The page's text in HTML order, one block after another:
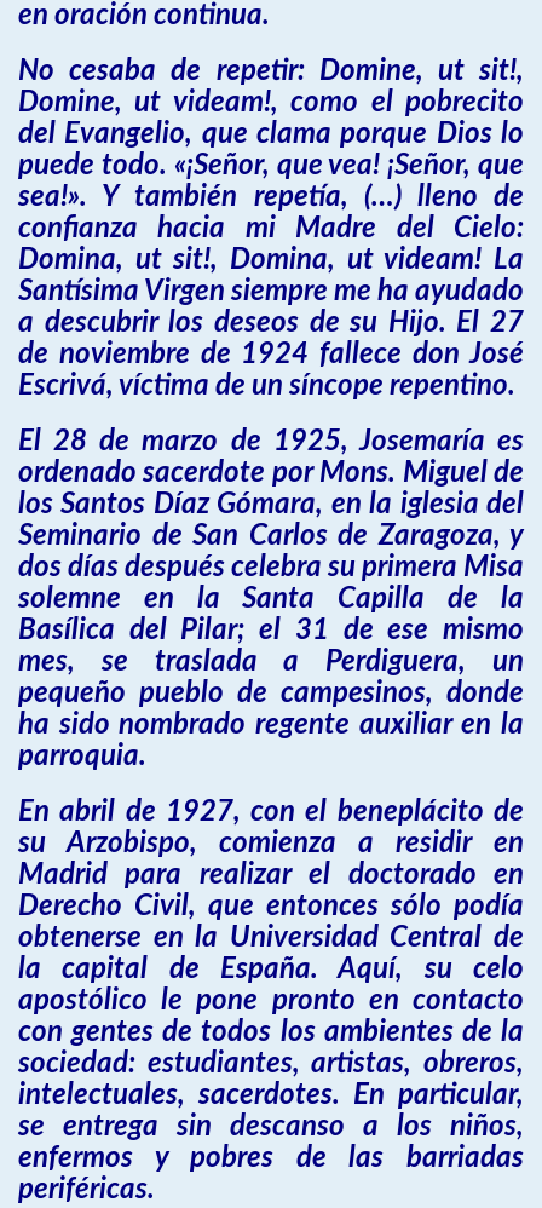
en oración continua.
No cesaba de repetir: Domine, ut sit!,
Domine, ut videam!, como el pobrecito
del Evangelio, que clama porque Dios lo
puede todo. «¡Señor, que vea! ¡Señor, que
sea!». Y también repetía, (…) lleno de
confianza hacia mi Madre del Cielo:
Domina, ut sit!, Domina, ut videam! La
Santísima Virgen siempre me ha ayudado
a descubrir los deseos de su Hijo. El 27
de noviembre de 1924 fallece don José
Escrivá, víctima de un síncope repentino.
El 28 de marzo de 1925, Josemaría es
ordenado sacerdote por Mons. Miguel de
los Santos Díaz Gómara, en la iglesia del
Seminario de San Carlos de Zaragoza, y
dos días después celebra su primera Misa
solemne en la Santa Capilla de la
Basílica del Pilar; el 31 de ese mismo
mes, se traslada a Perdiguera, un
pequeño pueblo de campesinos, donde
ha sido nombrado regente auxiliar en la
parroquia.
En abril de 1927, con el beneplácito de
su Arzobispo, comienza a residir en
Madrid para realizar el doctorado en
Derecho Civil, que entonces sólo podía
obtenerse en la Universidad Central de
la capital de España. Aquí, su celo
apostólico le pone pronto en contacto
con gentes de todos los ambientes de la
sociedad: estudiantes, artistas, obreros,
intelectuales, sacerdotes. En particular,
se entrega sin descanso a los niños,
enfermos y pobres de las barriadas
periféricas.